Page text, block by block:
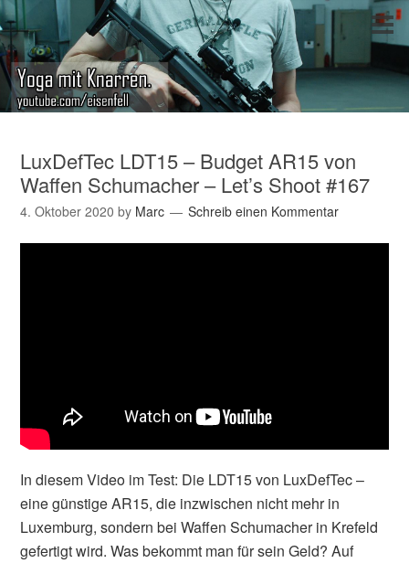
LuxDefTec LDT15 – Budget AR15 von
Waffen Schumacher – Let’s Shoot #167
4. Oktober 2020 by Marc Schreib einen Kommentar
In diesem Video im Test: Die LDT15 von LuxDefTec –
eine günstige AR15, die inzwischen nicht mehr in
Luxemburg, sondern bei Waffen Schumacher in Krefeld
gefertigt wird. Was bekommt man für sein Geld? Auf